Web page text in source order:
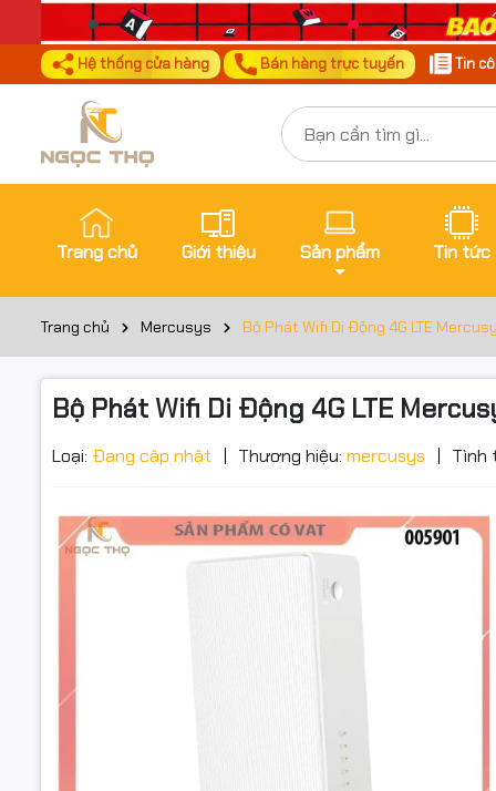
Hệ thống cửa hàng Bán hàng trực tuyến Tin
Trang chủ Giới thiệu Sản phẩm Tin tức
Trang chủ Mercusys Bộ Phát Wifi Di Động 4G LTE
Bộ Phát Wifi Di Động 4G LTE
Loại: Đang cập nhật Thương hiệu: mercusys Tình
✅ Hỗ trợ
✅ Cắm
✅ Dùng
✅ Chia
Đặt